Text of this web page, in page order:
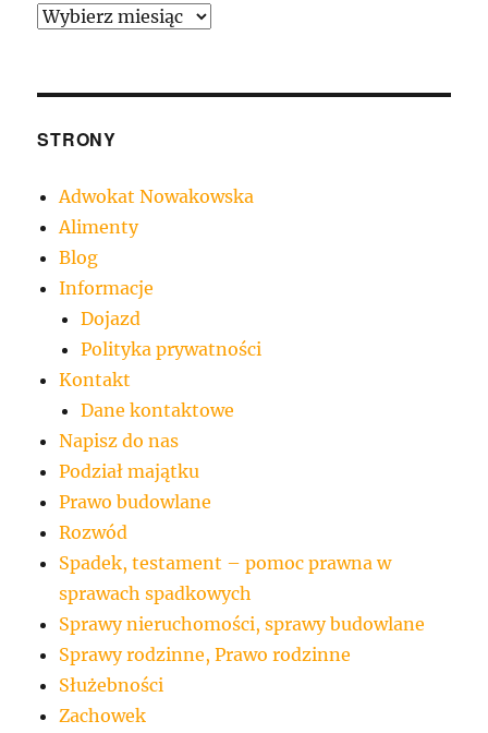
Archiwa
STRONY
Adwokat Nowakowska
Alimenty
Blog
Informacje
Dojazd
Polityka prywatności
Kontakt
Dane kontaktowe
Napisz do nas
Podział majątku
Prawo budowlane
Rozwód
Spadek, testament – pomoc prawna w
sprawach spadkowych
Sprawy nieruchomości, sprawy budowlane
Sprawy rodzinne, Prawo rodzinne
Służebności
Zachowek